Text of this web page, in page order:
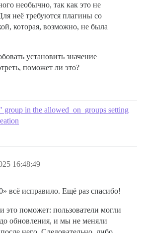
необычно, так как это не
неё требуются плагины со
которая, возможно, не была
установить значение
поможет ли это?
group in the allowed_on_groups setting
16:48:49
всё исправило. Ещё раз спасибо!
это поможет: пользователи могли
обновления, и мы не меняли